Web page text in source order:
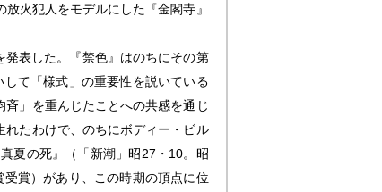
火犯人をモデルにした『金閣寺』
表した。『禁色』はのちにその第
て「様式」の重要性を説いている
」を重んじたことへの共感を通じ
たわけで、のちにボディー・ビル
夏の死』（「新潮」昭27・10。昭
賞）があり、この時期の頂点に位